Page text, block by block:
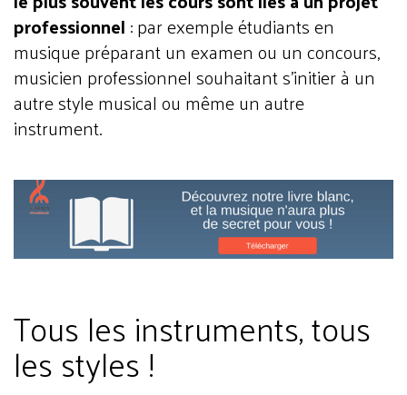
professionnel: par exemple étudiants en
musique préparant un examen ou un concours,
musicien professionnel souhaitant s’initier à un
autre style musical ou même un autre
instrument.
Tous les instruments, tous
les styles !